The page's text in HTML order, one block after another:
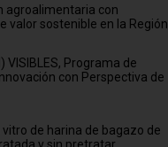
agroalimentaria con
valor sostenible en la Región
VISIBLES, Programa de
con Perspectiva de
vitro de harina de bagazo de